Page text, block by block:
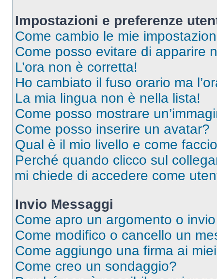
Impostazioni e preferenze
Come cambio le mie
Come posso evitare di apparire
L’ora non è corretta!
Ho cambiato il fuso orario ma
La mia lingua non è nella lista!
Come posso mostrare
Come posso inserire un avatar?
Qual è il mio livello e come
Perché quando clicco sul
mi chiede di accedere come
Invio Messaggi
Come apro un argomento o
Come modifico o cancello un
Come aggiungo una firma ai
Come creo un sondaggio?